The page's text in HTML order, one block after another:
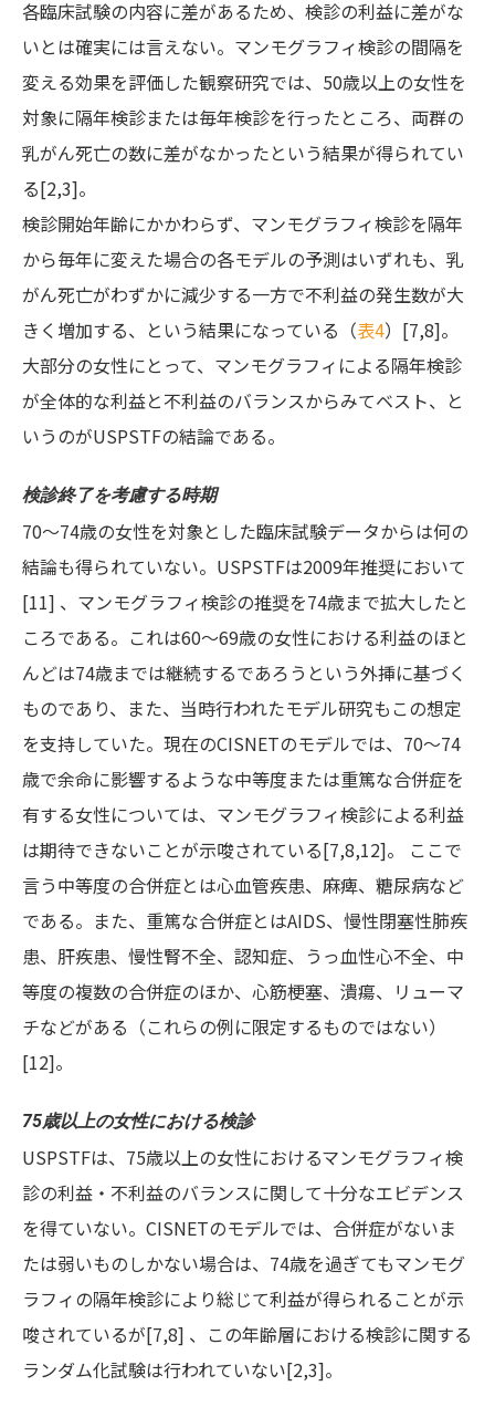
各臨床試験の内容に差があるため、検診の利益に差がな
いとは確実には言えない。マンモグラフィ検診の間隔を
変える効果を評価した観察研究では、50歳以上の女性を
対象に隔年検診または毎年検診を行ったところ、両群の
乳がん死亡の数に差がなかったという結果が得られてい
る[2,3]。
検診開始年齢にかかわらず、マンモグラフィ検診を隔年
から毎年に変えた場合の各モデルの予測はいずれも、乳
がん死亡がわずかに減少する一方で不利益の発生数が大
きく増加する、という結果になっている（表4）[7,8]。
大部分の女性にとって、マンモグラフィによる隔年検診
が全体的な利益と不利益のバランスからみてベスト、と
いうのがUSPSTFの結論である。
検診終了を考慮する時期
70～74歳の女性を対象とした臨床試験データからは何の
結論も得られていない。USPSTFは2009年推奨において
[11] 、マンモグラフィ検診の推奨を74歳まで拡大したと
ころである。これは60～69歳の女性における利益のほと
んどは74歳までは継続するであろうという外挿に基づく
ものであり、また、当時行われたモデル研究もこの想定
を支持していた。現在のCISNETのモデルでは、70～74
歳で余命に影響するような中等度または重篤な合併症を
有する女性については、マンモグラフィ検診による利益
は期待できないことが示唆されている[7,8,12]。 ここで
言う中等度の合併症とは心血管疾患、麻痺、糖尿病など
である。また、重篤な合併症とはAIDS、慢性閉塞性肺疾
患、肝疾患、慢性腎不全、認知症、うっ血性心不全、中
等度の複数の合併症のほか、心筋梗塞、潰瘍、リューマ
チなどがある（これらの例に限定するものではない）
[12]。
75歳以上の女性における検診
USPSTFは、75歳以上の女性におけるマンモグラフィ検
診の利益・不利益のバランスに関して十分なエビデンス
を得ていない。CISNETのモデルでは、合併症がないま
たは弱いものしかない場合は、74歳を過ぎてもマンモグ
ラフィの隔年検診により総じて利益が得られることが示
唆されているが[7,8] 、この年齢層における検診に関する
ランダム化試験は行われていない[2,3]。